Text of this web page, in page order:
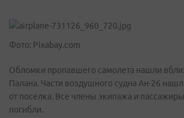
Фото: Pixabay.com
Обломки пропавшего самолета нашли
Палана. Части воздушного судна Ан-26
от поселка. Все члены экипажа и
погибли.